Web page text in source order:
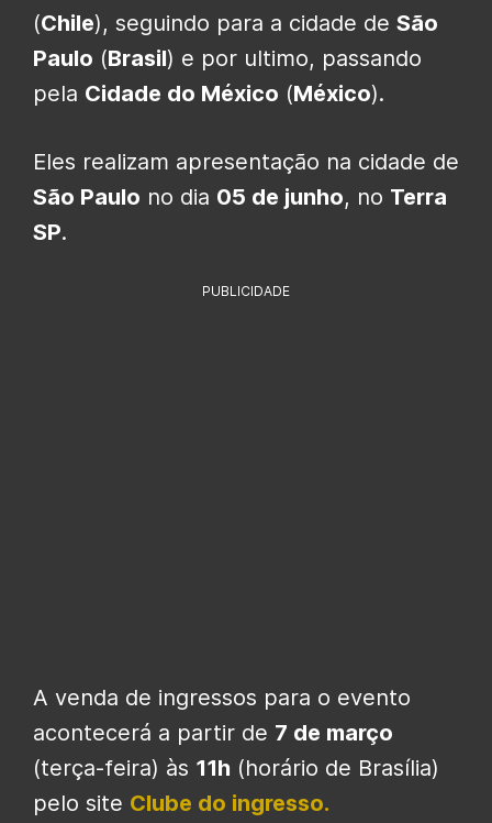
(Chile), seguindo para a cidade de São
Paulo (Brasil) e por ultimo, passando
pela Cidade do México (México).
Eles realizam apresentação na cidade de
São Paulo no dia 05 de junho, no Terra
SP.
PUBLICIDADE
A venda de ingressos para o evento
acontecerá a partir de 7 de março
(terça-feira) às 11h (horário de Brasília)
pelo site Clube do ingresso.